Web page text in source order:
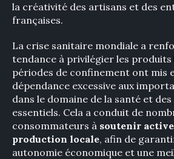
la créativité des artisans et des
françaises.
La crise sanitaire mondiale a
tendance à privilégier les produits
périodes de confinement ont mis
dépendance excessive aux
dans le domaine de la santé et
essentiels. Cela a conduit de
consommateurs à soutenir
production locale, afin de
autonomie économique et une